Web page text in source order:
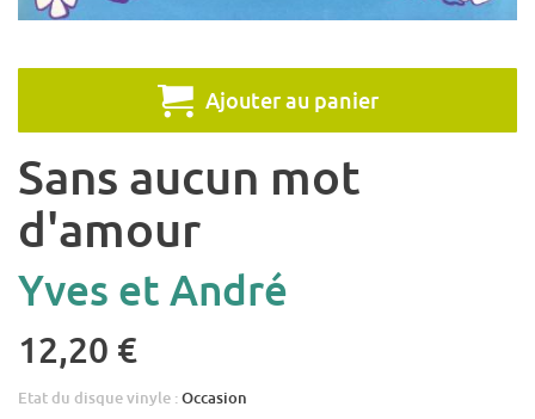
Ajouter au panier
Sans aucun mot
d'amour
Yves et André
12,20 €
Etat du disque vinyle :Occasion